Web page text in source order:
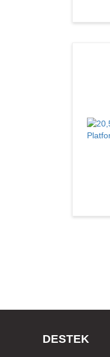
DESTEK